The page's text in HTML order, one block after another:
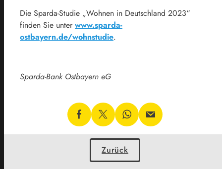
Die Sparda-Studie „Wohnen in Deutschland 2023“
finden Sie unter www.sparda-
ostbayern.de/wohnstudie.
Sparda-Bank Ostbayern eG
Zurück